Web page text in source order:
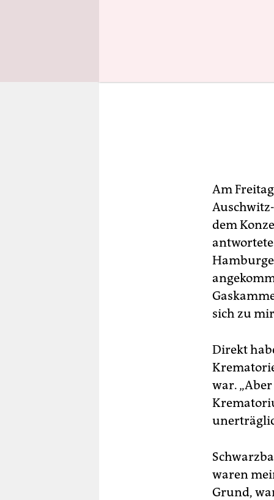
Am
dem
sich zu mir
Direkt
war.
waren
Grund,